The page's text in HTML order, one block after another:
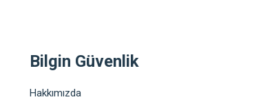
Bilgin Güvenlik
Hakkımızda